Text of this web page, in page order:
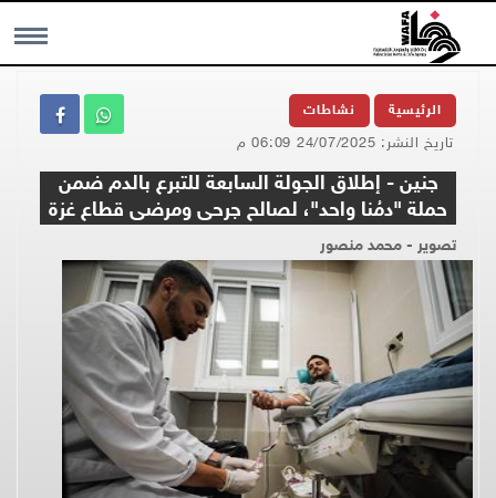
MENU الرئيسية نشاطات
تاريخ النشر: 24/07/2025 06:09 م
جنين - إطلاق الجولة السابعة للتبرع بالدم ضمن
حملة "دمُنا واحد"، لصالح جرحى ومرضى قطاع غزة
تصوير - محمد منصور